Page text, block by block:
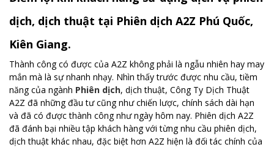
dịch, dịch thuật tại Phiên dịch A2Z Phú Quốc,
Kiên Giang.
Thành công có được của A2Z không phải là ngẫu nhiên hay may
mắn mà là sự nhanh nhạy. Nhìn thấy trước được nhu cầu, tiềm
năng của ngành Phiên dịch, dịch thuật, Công Ty Dịch Thuật
A2Z đã những đầu tư cũng như chiến lược, chính sách dài hạn
và đã có được thành công như ngày hôm nay. Phiên dịch A2Z
đã đánh bại nhiều tập khách hàng với từng nhu cầu phiên dịch,
dịch thuật khác nhau, đặc biệt hơn A2Z hiện là đối tác chính của